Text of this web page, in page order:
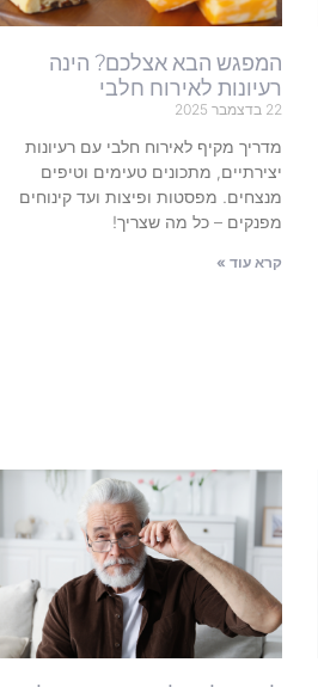
המפגש הבא אצלכם? הינה
רעיונות לאירוח חלבי
22 בדצמבר 2025
מדריך מקיף לאירוח חלבי עם רעיונות
יצירתיים, מתכונים טעימים וטיפים
מנצחים. מפסטות ופיצות ועד קינוחים
מפנקים – כל מה שצריך!
קרא עוד »